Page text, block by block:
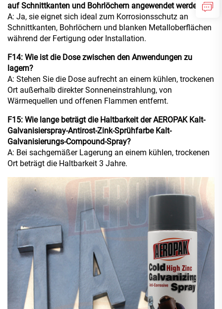
auf Schnittkanten und Bohrlöchern angewendet werden?
A: Ja, sie eignet sich ideal zum Korrosionsschutz an
Schnittkanten, Bohrlöchern und blanken Metalloberflächen
während der Fertigung oder Installation.
F14: Wie ist die Dose zwischen den Anwendungen zu
lagern?
A: Stehen Sie die Dose aufrecht an einem kühlen, trockenen
Ort außerhalb direkter Sonneneinstrahlung, von
Wärmequellen und offenen Flammen entfernt.
F15: Wie lange beträgt die Haltbarkeit der AEROPAK Kalt-
Galvanisierspray-Antirost-Zink-Sprühfarbe Kalt-
Galvanisierungs-Compound-Spray?
A: Bei sachgemäßer Lagerung an einem kühlen, trockenen
Ort beträgt die Haltbarkeit 3 Jahre.